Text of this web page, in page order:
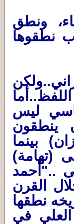
ونطق
نطقوها
ليس
ينطقون
بينما
(تهامة)
.."أحمد
القرن
نطقها
جواد العلي في